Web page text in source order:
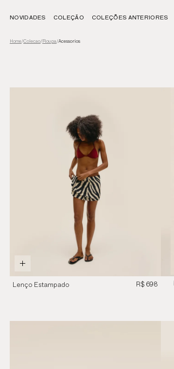
NOVIDADES COLEÇÃO COLEÇÕES ANTERIORES
Home /Colecao/ Roupa /Acessorios
Lenço Estampado
R$ 698